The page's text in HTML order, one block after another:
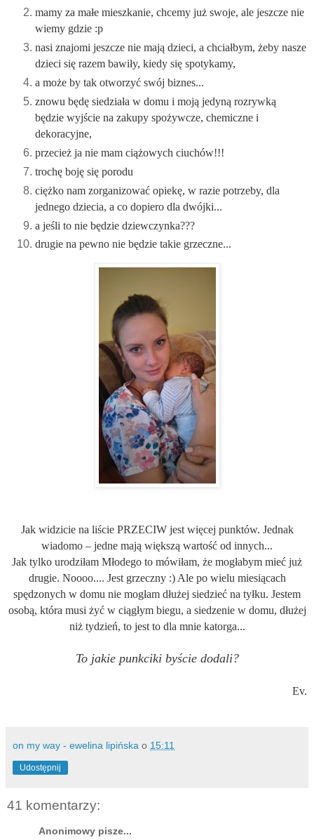
mamy za małe mieszkanie, chcemy już swoje, ale jeszcze nie
wiemy gdzie :p
nasi znajomi jeszcze nie mają dzieci, a chciałbym, żeby nasze
dzieci się razem bawiły, kiedy się spotykamy,
a może by tak otworzyć swój biznes...
znowu będę siedziała w domu i moją jedyną rozrywką
będzie wyjście na zakupy spożywcze, chemiczne i
dekoracyjne,
przecież ja nie mam ciążowych ciuchów!!!
trochę boję się porodu
ciężko nam zorganizować opiekę, w razie potrzeby, dla
jednego dziecia, a co dopiero dla dwójki...
a jeśli to nie będzie dziewczynka???
drugie na pewno nie będzie takie grzeczne...
Jak widzicie na liście PRZECIW jest więcej punktów. Jednak
wiadomo – jedne mają większą wartość od innych...
Jak tylko urodziłam Młodego to mówiłam, że mogłabym mieć już
drugie. Noooo.... Jest grzeczny :) Ale po wielu miesiącach
spędzonych w domu nie mogłam dłużej siedzieć na tyłku. Jestem
osobą, która musi żyć w ciągłym biegu, a siedzenie w domu, dłużej
niż tydzień, to jest to dla mnie katorga...
To jakie punkciki byście dodali?
Ev.
on my way - ewelina lipińska o 15:11
Udostępnij
41 komentarzy:
Anonimowy pisze...